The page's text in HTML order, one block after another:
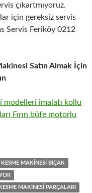
çıkartmıyoruz.
için gereksiz servis
Servis Feriköy 0212
Satın Almak İçin
KESME MAKINESI BIÇAK
MAKINESI PARÇALARI